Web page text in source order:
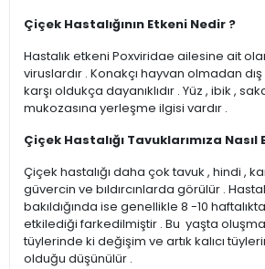
Çiçek Hastalığının Etkeni Nedir ?
Hastalık etkeni Poxviridae ailesine ait
viruslardır . Konakçı hayvan olmadan
karşı oldukça dayanıklıdır . Yüz , ibik ,
mukozasına yerleşme ilgisi vardır .
Çiçek Hastalığı Tavuklarımıza Nasıl
Çiçek hastalığı daha çok tavuk , hindi ,
güvercin ve bıldırcınlarda görülür .
bakıldığında ise genellikle 8 -10
etkilediği farkedilmiştir . Bu yaşta
tüylerinde ki değişim ve artık kalıcı
olduğu düşünülür .